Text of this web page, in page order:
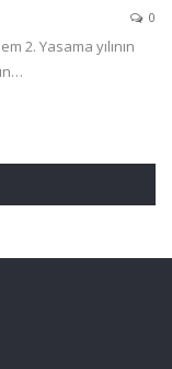
0
2. Yasama yılının